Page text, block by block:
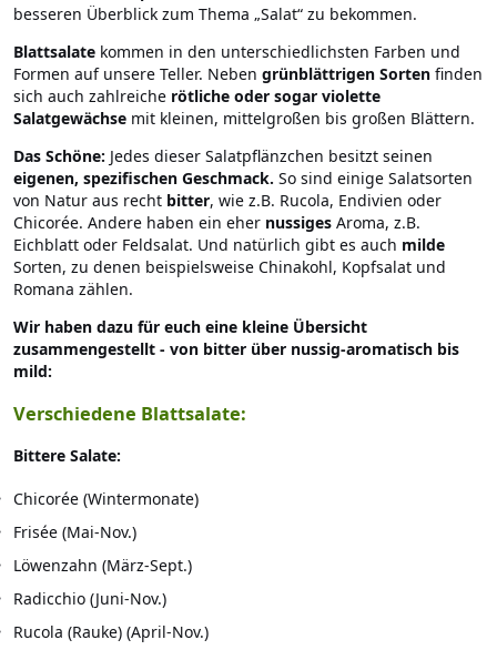
besseren Überblick zum Thema „Salat“ zu bekommen.
Blattsalate kommen in den unterschiedlichsten Farben und
Formen auf unsere Teller. Neben grünblättrigen Sorten finden
sich auch zahlreiche rötliche oder sogar violette
Salatgewächse mit kleinen, mittelgroßen bis großen Blättern.
Das Schöne: Jedes dieser Salatpflänzchen besitzt seinen
eigenen, spezifischen Geschmack. So sind einige Salatsorten
von Natur aus recht bitter, wie z.B. Rucola, Endivien oder
Chicorée. Andere haben ein eher nussiges Aroma, z.B.
Eichblatt oder Feldsalat. Und natürlich gibt es auch milde
Sorten, zu denen beispielsweise Chinakohl, Kopfsalat und
Romana zählen.
Wir haben dazu für euch eine kleine Übersicht
zusammengestellt - von bitter über nussig-aromatisch bis
mild:
Verschiedene Blattsalate:
Bittere Salate:
Chicorée (Wintermonate)
Frisée (Mai-Nov.)
Löwenzahn (März-Sept.)
Radicchio (Juni-Nov.)
Rucola (Rauke) (April-Nov.)